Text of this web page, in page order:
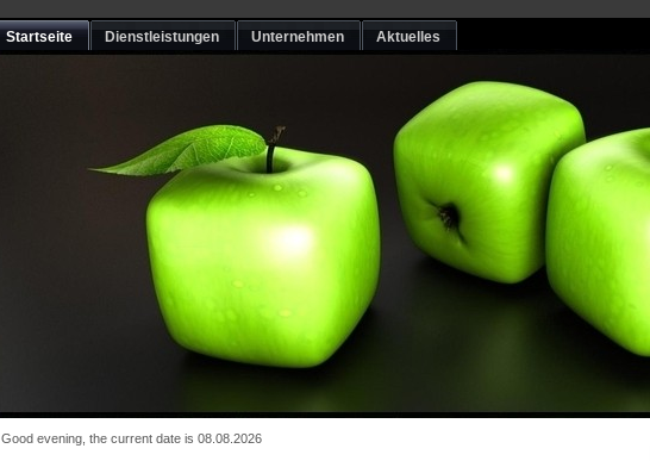
Startseite Dienstleistungen Unternehmen Aktuelles
Good evening, the current date is 08.08.2026